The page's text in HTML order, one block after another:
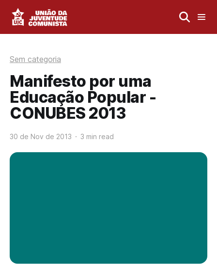
Sem categoria
Manifesto por uma
Educação Popular -
CONUBES 2013
30 de Nov de 2013 3 min read